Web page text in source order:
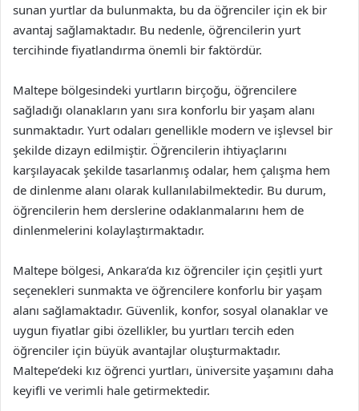
sunan yurtlar da bulunmakta, bu da öğrenciler için ek bir
avantaj sağlamaktadır. Bu nedenle, öğrencilerin yurt
tercihinde fiyatlandırma önemli bir faktördür.
Maltepe bölgesindeki yurtların birçoğu, öğrencilere
sağladığı olanakların yanı sıra konforlu bir yaşam alanı
sunmaktadır. Yurt odaları genellikle modern ve işlevsel bir
şekilde dizayn edilmiştir. Öğrencilerin ihtiyaçlarını
karşılayacak şekilde tasarlanmış odalar, hem çalışma hem
de dinlenme alanı olarak kullanılabilmektedir. Bu durum,
öğrencilerin hem derslerine odaklanmalarını hem de
dinlenmelerini kolaylaştırmaktadır.
Maltepe bölgesi, Ankara’da kız öğrenciler için çeşitli yurt
seçenekleri sunmakta ve öğrencilere konforlu bir yaşam
alanı sağlamaktadır. Güvenlik, konfor, sosyal olanaklar ve
uygun fiyatlar gibi özellikler, bu yurtları tercih eden
öğrenciler için büyük avantajlar oluşturmaktadır.
Maltepe’deki kız öğrenci yurtları, üniversite yaşamını daha
keyifli ve verimli hale getirmektedir.